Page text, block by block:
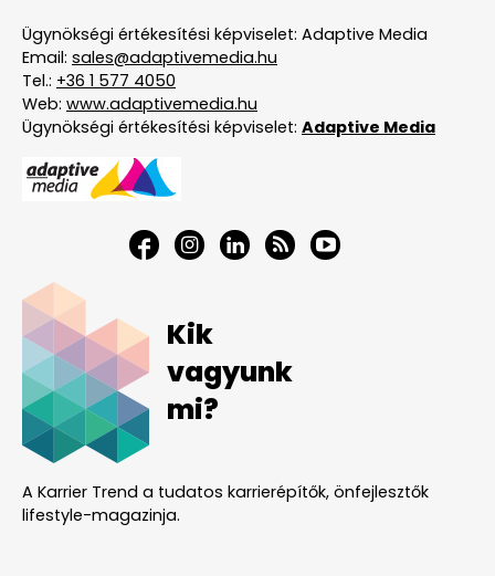
Ügynökségi értékesítési képviselet: Adaptive Media
Email: sales@adaptivemedia.hu
Tel.: +36 1 577 4050
Web: www.adaptivemedia.hu
Ügynökségi értékesítési képviselet: Adaptive Media
Kik
vagyunk
mi?
A Karrier Trend a tudatos karrierépítők, önfejlesztők
lifestyle-magazinja.